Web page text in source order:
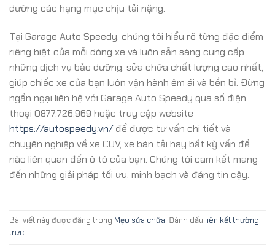
dưỡng các hạng mục chịu tải nặng.
Tại Garage Auto Speedy, chúng tôi hiểu rõ từng đặc điểm
riêng biệt của mỗi dòng xe và luôn sẵn sàng cung cấp
những dịch vụ bảo dưỡng, sửa chữa chất lượng cao nhất,
giúp chiếc xe của bạn luôn vận hành êm ái và bền bỉ. Đừng
ngần ngại liên hệ với Garage Auto Speedy qua số điện
thoại 0877.726.969 hoặc truy cập website
https://autospeedy.vn/để được tư vấn chi tiết và
chuyên nghiệp về xe CUV, xe bán tải hay bất kỳ vấn đề
nào liên quan đến ô tô của bạn. Chúng tôi cam kết mang
đến những giải pháp tối ưu, minh bạch và đáng tin cậy.
Bài viết này được đăng trong Mẹo sửa chữa. Đánh dấu liên kết thường
trực.